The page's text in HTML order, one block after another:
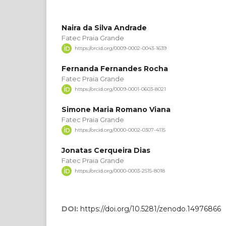
Naira da Silva Andrade
Fatec Praia Grande
https://orcid.org/0009-0002-0043-1639
Fernanda Fernandes Rocha
Fatec Praia Grande
https://orcid.org/0009-0001-0603-8021
Simone Maria Romano Viana
Fatec Praia Grande
https://orcid.org/0000-0002-0307-4115
Jonatas Cerqueira Dias
Fatec Praia Grande
https://orcid.org/0000-0003-2515-8018
DOI: https://doi.org/10.5281/zenodo.14976866